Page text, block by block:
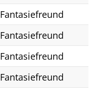
Fantasiefreund
Fantasiefreund
Fantasiefreund
Fantasiefreund